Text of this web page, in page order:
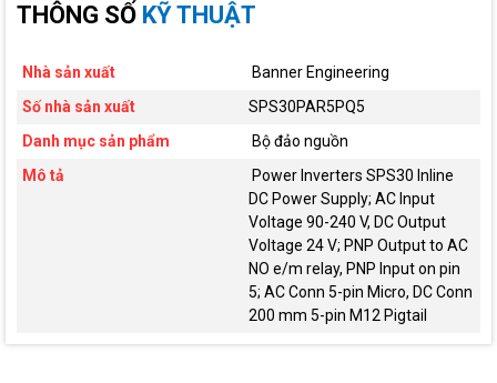
THÔNG SỐ KỸ THUẬT
Nhà sản xuất
Banner Engineering
Số nhà sản xuất
SPS30PAR5PQ5
Danh mục sản phẩm
Bộ đảo nguồn
Mô tả
Power Inverters SPS30 Inline
DC Power Supply; AC Input
Voltage 90-240 V, DC Output
Voltage 24 V; PNP Output to AC
NO e/m relay, PNP Input on pin
5; AC Conn 5-pin Micro, DC Conn
200 mm 5-pin M12 Pigtail